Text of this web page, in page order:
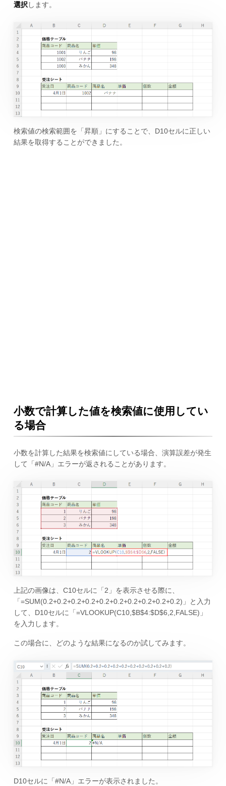
選択します。
検索値の検索範囲を「昇順」にすることで、D10セルに正しい
結果を取得することができました。
小数で計算した値を検索値に使用してい
る場合
小数を計算した結果を検索値にしている場合、演算誤差が発生
して「#N/A」エラーが返されることがあります。
上記の画像は、C10セルに「2」を表示させる際に、
「=SUM(0.2+0.2+0.2+0.2+0.2+0.2+0.2+0.2+0.2+0.2)」と入力
して、D10セルに「=VLOOKUP(C10,$B$4:$D$6,2,FALSE)」
を入力します。
この場合に、どのような結果になるのか試してみます。
D10セルに「#N/A」エラーが表示されました。